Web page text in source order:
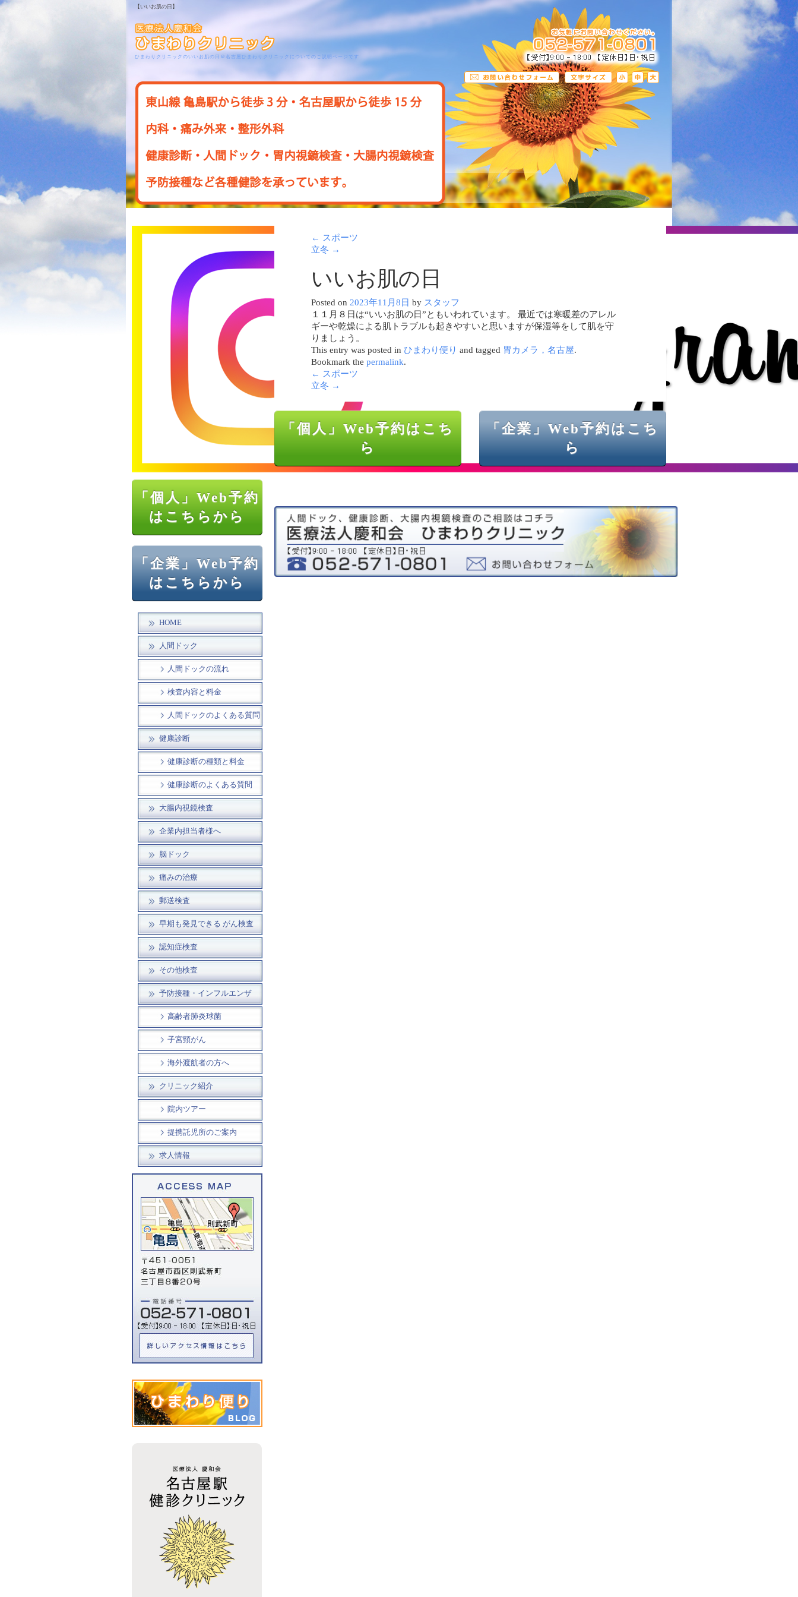
【いいお肌の日】
ひまわりクリニックのいいお肌の日＠名古屋ひまわりクリニックについてのご説明ページです
「個人」Web予約
はこちらから
「企業」Web予約
はこちらから
HOME
人間ドック
人間ドックの流れ
検査内容と料金
人間ドックのよくある質問
健康診断
健康診断の種類と料金
健康診断のよくある質問
大腸内視鏡検査
企業内担当者様へ
脳ドック
痛みの治療
郵送検査
早期も発見できる がん検査
認知症検査
その他検査
予防接種・インフルエンザ
高齢者肺炎球菌
子宮頸がん
海外渡航者の方へ
クリニック紹介
院内ツアー
提携託児所のご案内
求人情報
← スポーツ
立冬 →
いいお肌の日
Posted on 2023年11月8日 by スタッフ
１１月８日は“いいお肌の日”ともいわれています。 最近では寒暖差のアレル
ギーや乾燥による肌トラブルも起きやすいと思いますが保湿等をして肌を守
りましょう。
This entry was posted in ひまわり便り and tagged 胃カメラ，名古屋.
Bookmark the permalink.
← スポーツ
立冬 →
「個人」Web予約はこち
ら
「企業」Web予約はこち
ら